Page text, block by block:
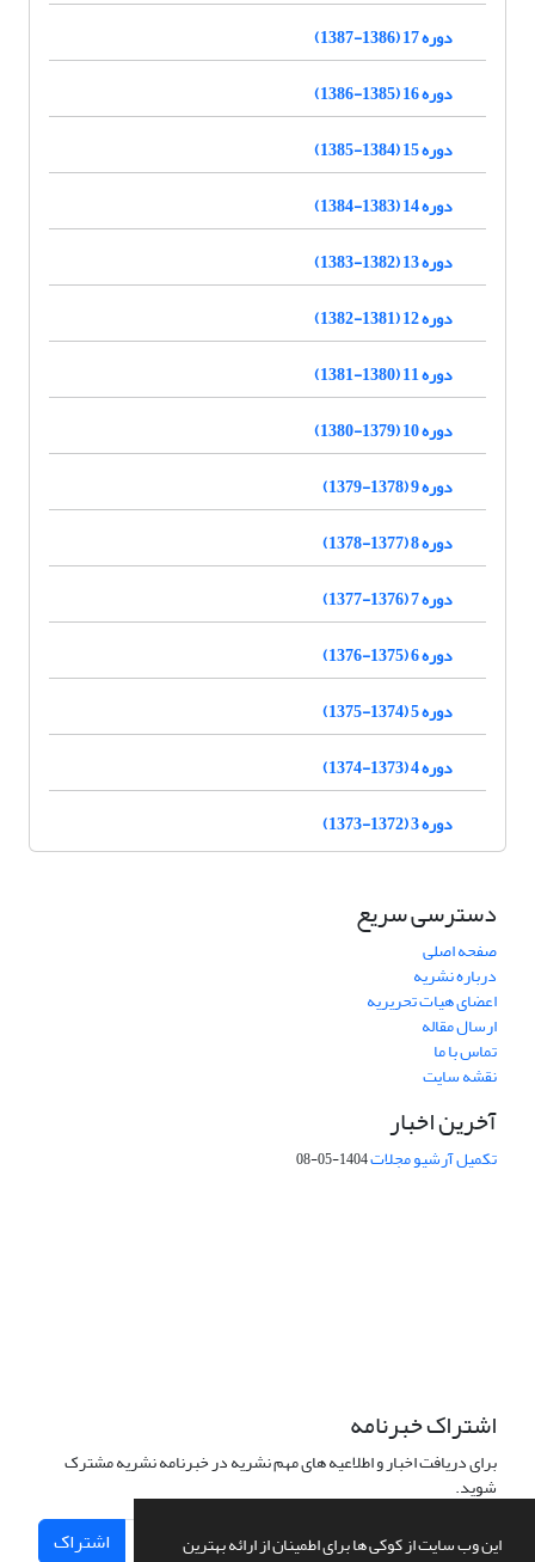
این وب سایت از کوکی ها برای اطمینان از ارائه بهترین
دوره 17 (1386-1387)
دوره 16 (1385-1386)
دوره 15 (1384-1385)
دوره 14 (1383-1384)
دوره 13 (1382-1383)
دوره 12 (1381-1382)
دوره 11 (1380-1381)
دوره 10 (1379-1380)
دوره 9 (1378-1379)
دوره 8 (1377-1378)
دوره 7 (1376-1377)
دوره 6 (1375-1376)
دوره 5 (1374-1375)
دوره 4 (1373-1374)
دوره 3 (1372-1373)
دسترسی سریع
صفحه اصلی
درباره نشریه
اعضای هیات تحریریه
ارسال مقاله
تماس با ما
نقشه سایت
آخرین اخبار
تکمیل آرشیو مجلات1404-05-08
اشتراک خبرنامه
برای دریافت اخبار و اطلاعیه های مهم نشریه در خبرنامه نشریه مشترک
شوید.
اشتراک